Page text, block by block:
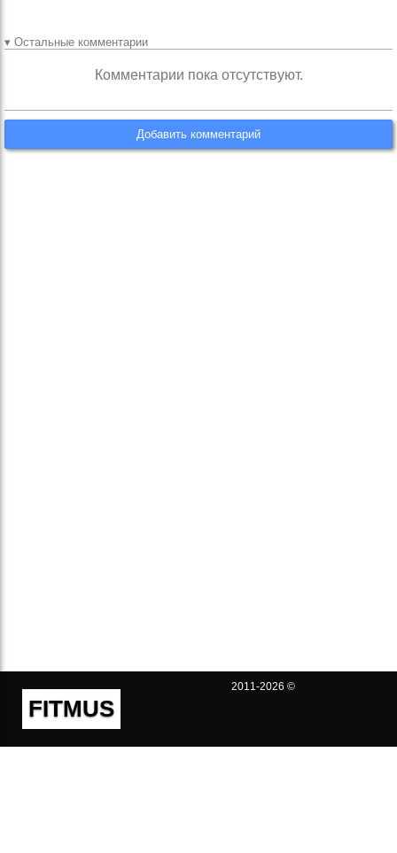
▾ Остальные комментарии
Комментарии пока отсутствуют.
Добавить комментарий
FITMUS
2011-2026 ©